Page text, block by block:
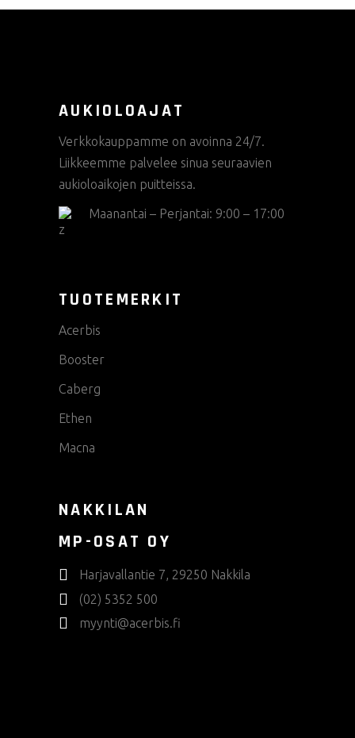
AUKIOLOAJAT
Verkkokauppamme on avoinna 24/7.
Liikkeemme palvelee sinua seuraavien
aukioloaikojen puitteissa.
Maanantai – Perjantai: 9:00 – 17:00
TUOTEMERKIT
Acerbis
Booster
Caberg
Ethen
Macna
NAKKILAN
MP-OSAT OY
Harjavallantie 7, 29250 Nakkila
(02) 5352 500
myynti@acerbis.fi